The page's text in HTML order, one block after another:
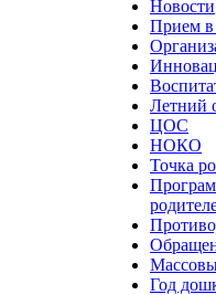
Новости
Прием в
Летний
ЦОС
НОКО
Точка
Год